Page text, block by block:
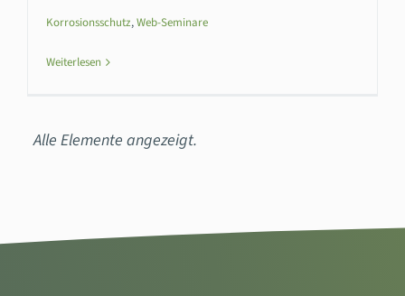
Korrosionsschutz,Web-Seminare
Weiterlesen